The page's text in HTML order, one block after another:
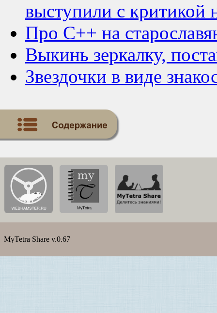
выступили с критикой
Про C++ на
Выкинь зеркалку,
Звездочки в виде
MyTetra Share v.0.67